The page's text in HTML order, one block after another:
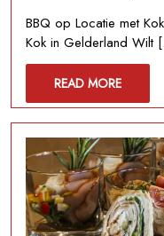
BBQ op Locatie met
Kok in Gelderland Wilt
READ MOREREAD
MORE